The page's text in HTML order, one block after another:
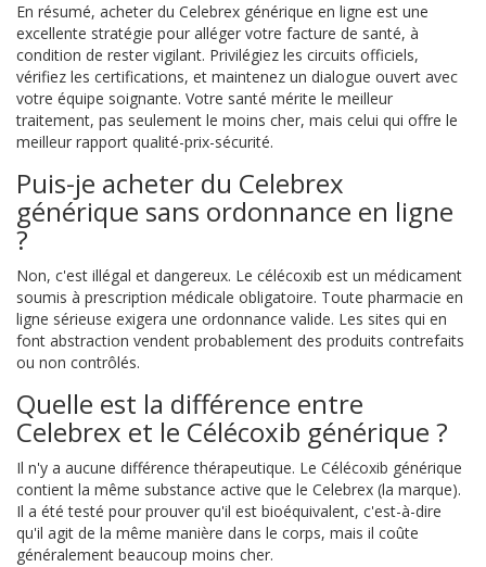
En résumé, acheter du Celebrex générique en ligne est une
excellente stratégie pour alléger votre facture de santé, à
condition de rester vigilant. Privilégiez les circuits officiels,
vérifiez les certifications, et maintenez un dialogue ouvert avec
votre équipe soignante. Votre santé mérite le meilleur
traitement, pas seulement le moins cher, mais celui qui offre le
meilleur rapport qualité-prix-sécurité.
Puis-je acheter du Celebrex
générique sans ordonnance en ligne
?
Non, c'est illégal et dangereux. Le célécoxib est un médicament
soumis à prescription médicale obligatoire. Toute pharmacie en
ligne sérieuse exigera une ordonnance valide. Les sites qui en
font abstraction vendent probablement des produits contrefaits
ou non contrôlés.
Quelle est la différence entre
Celebrex et le Célécoxib générique ?
Il n'y a aucune différence thérapeutique. Le Célécoxib générique
contient la même substance active que le Celebrex (la marque).
Il a été testé pour prouver qu'il est bioéquivalent, c'est-à-dire
qu'il agit de la même manière dans le corps, mais il coûte
généralement beaucoup moins cher.